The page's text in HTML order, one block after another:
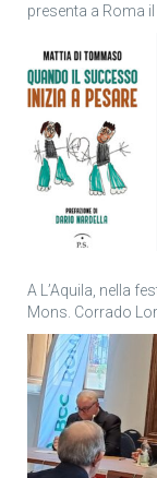
presenta a Roma
A L’Aquila, nella
Mons. Corrado